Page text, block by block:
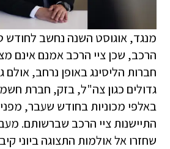
מנגד, אוגוסט השנה נחשב לחודש
הרכב, שכן ציי הרכב אמנם אינם
חברות הליסינג באופן נרחב, אולם
גדולים כגון צה"ל, בזק, חברת
באלפי מכוניות בחודש שעבר,
התיישנות ציי הרכב שברשותם.
שחזרו אל אולמות התצוגה ביוני